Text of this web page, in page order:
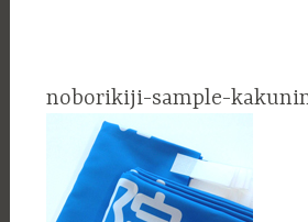
noborikiji-sample-